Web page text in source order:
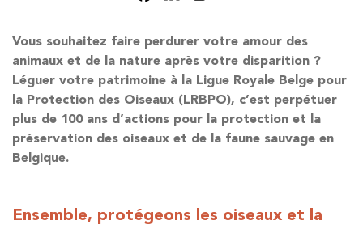
Vous souhaitez faire perdurer votre amour des
animaux et de la nature après votre disparition ?
Léguer votre patrimoine à la Ligue Royale Belge pour
la Protection des Oiseaux (LRBPO), c’est perpétuer
plus de 100 ans d’actions pour la protection et la
préservation des oiseaux et de la faune sauvage en
Belgique.
Ensemble, protégeons les oiseaux et la